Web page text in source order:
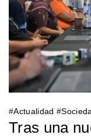
#Actualidad #
Tras una